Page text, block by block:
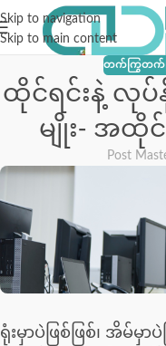
Skip to navigation
Skip to main content
တက်ကြွတက်ကြွ
ထိုင်ရင်းနဲ့ လုပ်
မျိုး- အထို
Post
ရုံးမှာပဲဖြစ်ဖြစ်၊ အိမ်မှာ